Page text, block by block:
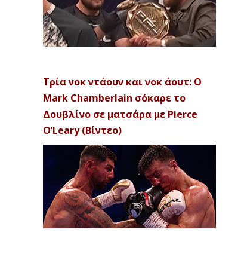
Τρία νοκ ντάουν και νοκ άουτ: Ο
Mark Chamberlain σόκαρε το
Δουβλίνο σε ματσάρα με Pierce
O’Leary (Βίντεο)